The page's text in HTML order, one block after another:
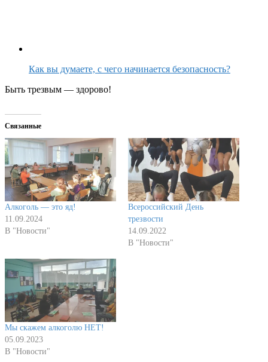
Как вы думаете, с чего начинается безопасность?
Быть трезвым — здорово!
Связанные
Алкоголь — это яд!
11.09.2024
В "Новости"
Всероссийский День
трезвости
14.09.2022
В "Новости"
Мы скажем алкоголю НЕТ!
05.09.2023
В "Новости"